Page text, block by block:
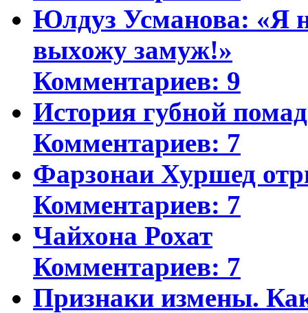
Юлдуз Усманова: «Я
выхожу замуж!»
Комментариев: 9
История губной
Комментариев: 7
Фарзонаи Хуршед
Комментариев: 7
Чайхона Рохат
Комментариев: 7
Признаки измены.